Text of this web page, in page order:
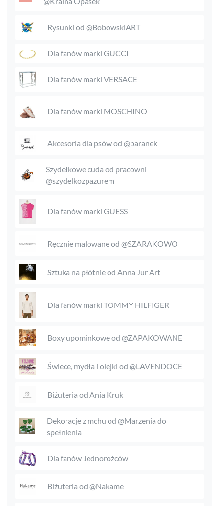
Rysunki od @BobowskiART
Dla fanów marki GUCCI
Dla fanów marki VERSACE
Dla fanów marki MOSCHINO
Akcesoria dla psów od @baranek
Szydełkowe cuda od pracowni
@szydelkozpazurem
Dla fanów marki GUESS
Ręcznie malowane od @SZARAKOWO
Sztuka na płótnie od Anna Jur Art
Dla fanów marki TOMMY HILFIGER
Boxy upominkowe od @ZAPAKOWANE
Świece, mydła i olejki od @LAVENDOCE
Biżuteria od Ania Kruk
Dekoracje z mchu od @Marzenia do
spełnienia
Dla fanów Jednorożców
Biżuteria od @Nakame